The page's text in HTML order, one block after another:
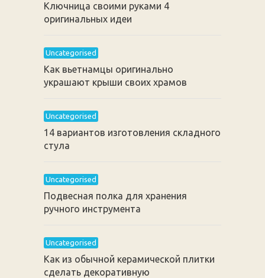
Ключница своими руками 4
оригинальных идеи
Uncategorised
Как вьетнамцы оригинально
украшают крыши своих храмов
Uncategorised
14 вариантов изготовления складного
стула
Uncategorised
Подвесная полка для хранения
ручного инструмента
Uncategorised
Как из обычной керамической плитки
сделать декоративную